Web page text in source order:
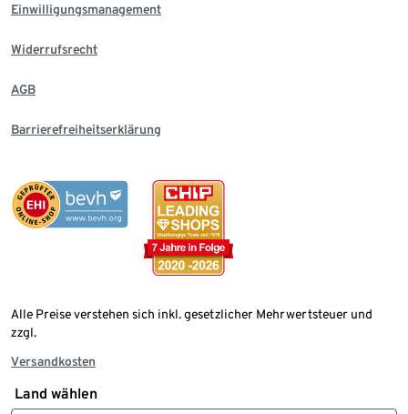
Einwilligungsmanagement
Widerrufsrecht
AGB
Barrierefreiheitserklärung
Alle Preise verstehen sich inkl. gesetzlicher Mehrwertsteuer und
zzgl.
Versandkosten
Land wählen